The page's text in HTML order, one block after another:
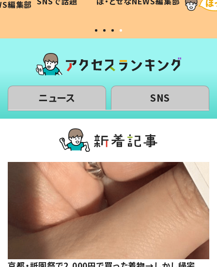
編集部 #令和の子
い」
ニュース SNS